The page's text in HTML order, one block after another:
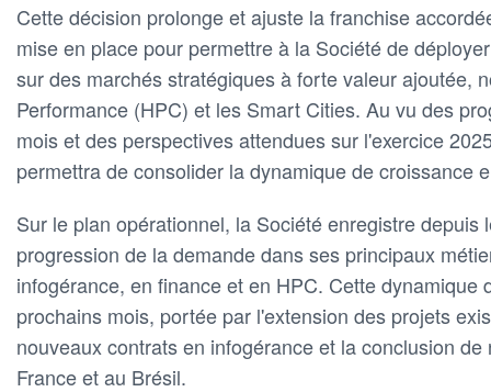
Cette décision prolonge et ajuste la franchise
mise en place pour permettre à la Société de
sur des marchés stratégiques à forte valeur ajoutée,
Performance (HPC) et les Smart Cities. Au vu des
mois et des perspectives attendues sur l'exercice
permettra de consolider la dynamique de croissance
Sur le plan opérationnel, la Société enregistre depuis
progression de la demande dans ses principaux
infogérance, en finance et en HPC. Cette dynamique
prochains mois, portée par l'extension des projets
nouveaux contrats en infogérance et la conclusion
France et au Brésil.